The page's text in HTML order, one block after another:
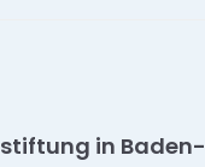
in Baden-